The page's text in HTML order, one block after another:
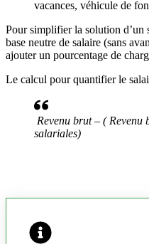
vacances, véhicule de
Pour simplifier la solution d’un
base neutre de salaire (sans
ajouter un pourcentage de
Le calcul pour quantifier le
Revenu brut – ( Revenu
salariales)